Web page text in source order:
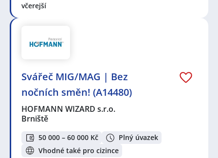
včerejší
Svářeč MIG/MAG | Bez
nočních směn! (A14480)
HOFMANN WIZARD s.r.o.
Brniště
50 000 – 60 000 Kč
Plný úvazek
Vhodné také pro cizince